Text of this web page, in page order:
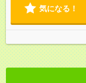
気になる！